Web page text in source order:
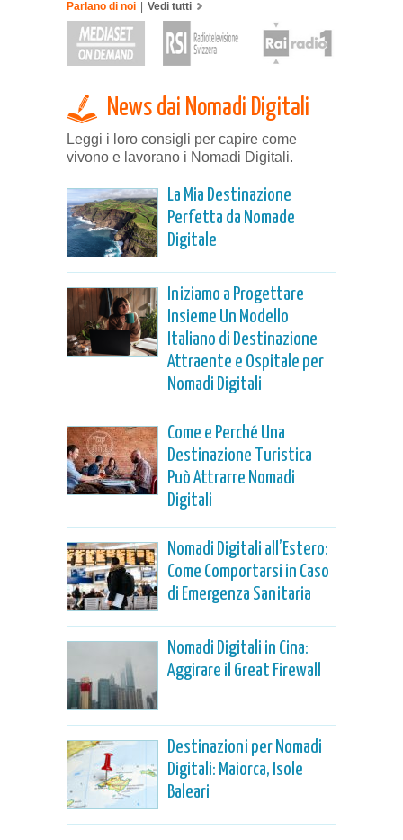
Parlano di noi | Vedi tutti
News dai Nomadi Digitali
Leggi i loro consigli per capire come
vivono e lavorano i Nomadi Digitali.
La Mia Destinazione
Perfetta da Nomade
Digitale
Iniziamo a Progettare
Insieme Un Modello
Italiano di Destinazione
Attraente e Ospitale per
Nomadi Digitali
Come e Perché Una
Destinazione Turistica
Può Attrarre Nomadi
Digitali
Nomadi Digitali all’Estero:
Come Comportarsi in Caso
di Emergenza Sanitaria
Nomadi Digitali in Cina:
Aggirare il Great Firewall
Destinazioni per Nomadi
Digitali: Maiorca, Isole
Baleari